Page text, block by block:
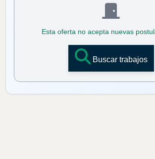
Esta oferta no acepta nuevas
Buscar trabajos